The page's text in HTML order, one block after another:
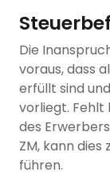
Die
voraus, dass
erfüllt sind
vorliegt. Fehlt
des
ZM, kann
führen.